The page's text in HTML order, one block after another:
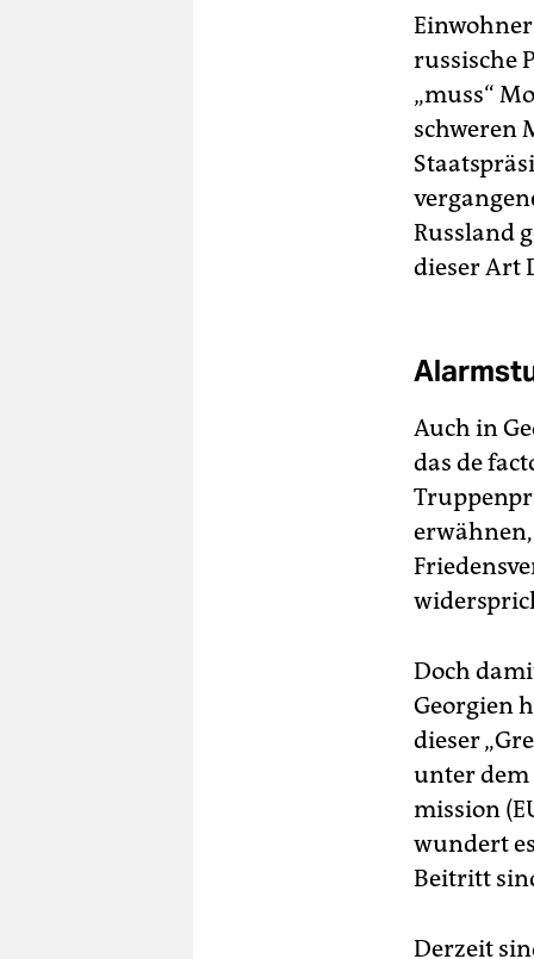
russische
„muss“
schweren
Russland
dieser Art
Auch in
das de
erwähnen,
Doch
Georgien
dieser
unter dem
mis­si­on
wundert
Beitritt
Derzeit